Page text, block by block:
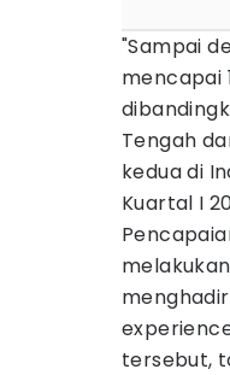
"Sampai
mencapai
Tengah
kedua di
Kuartal I
tersebut,